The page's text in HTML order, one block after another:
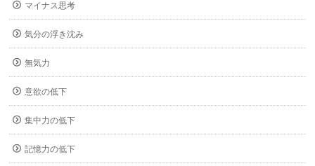
マイナス思考
気分の浮き沈み
無気力
意欲の低下
集中力の低下
記憶力の低下